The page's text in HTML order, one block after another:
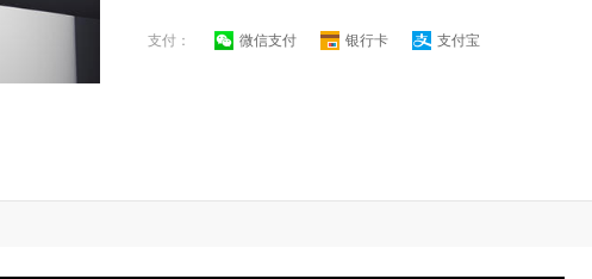
支付： 微信支付 银行卡 支付宝